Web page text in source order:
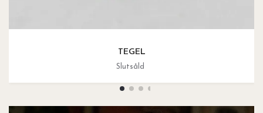
TEGEL
Slutsåld